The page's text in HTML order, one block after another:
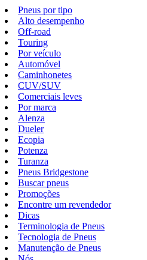
Pneus por tipo
Alto desempenho
Off-road
Touring
Por veículo
Automóvel
Caminhonetes
CUV/SUV
Comerciais leves
Por marca
Alenza
Dueler
Ecopia
Potenza
Turanza
Pneus Bridgestone
Buscar pneus
Promoções
Encontre um revendedor
Dicas
Terminologia de Pneus
Tecnologia de Pneus
Manutenção de Pneus